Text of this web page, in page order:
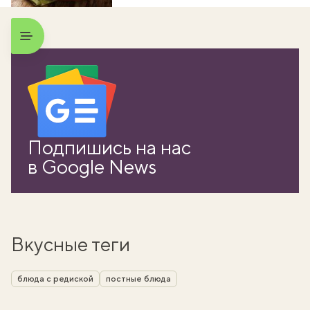
Подпишись на нас
в Google News
Вкусные теги
блюда с редиской постные блюда